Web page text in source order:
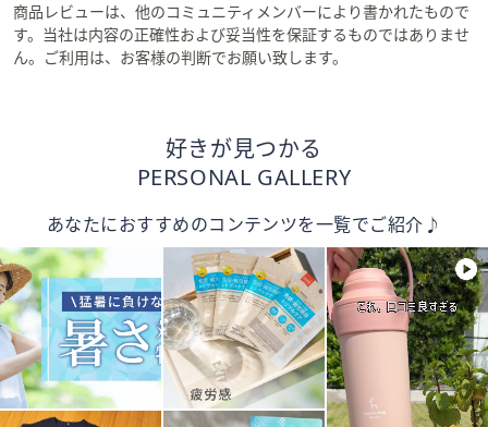
商品レビューは、他のコミュニティメンバーにより書かれたもので
す。当社は内容の正確性および妥当性を保証するものではありませ
ん。ご利用は、お客様の判断でお願い致します。
好きが見つかる
PERSONAL GALLERY
あなたにおすすめのコンテンツを一覧でご紹介♪